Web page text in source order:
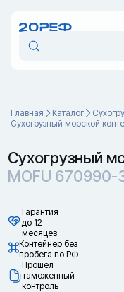
Главная Каталог
Сухогрузный морской
Сухогрузный
MOFU 670990-
Гарантия
до 12
месяцев
Контейнер без
пробега по РФ
Прошел
таможенный
контроль